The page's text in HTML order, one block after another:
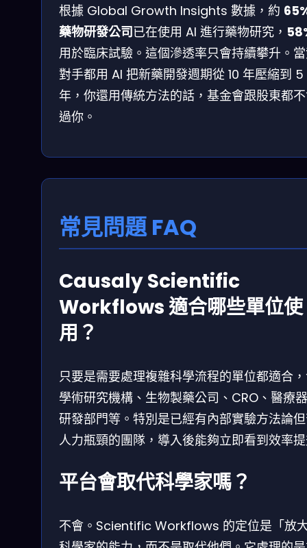
根據 Global Growth Insights 數據，約
藥物研發公司已在使用 AI 進行藥物研究，
用於臨床試驗。這個滲透率只會持續攀升。
對手都用 AI 把新藥開發週期從 10 年壓縮到 5
年，你還用傳統方法的話，基金會跟股東都
過你。
常見問題 FAQ
Causaly Scientific
Workflows 適合哪些單位使
用？
只要是需要處理複雜科學流程的單位都適合
學術研究機構、生物製藥公司、CRO、醫療
研發部門等。特別是已經有內部實驗方法論
人力瓶頸的團隊，導入後能夠立即看到效率
平台會取代科學家嗎？
不會。Scientific Workflows 的定位是「放